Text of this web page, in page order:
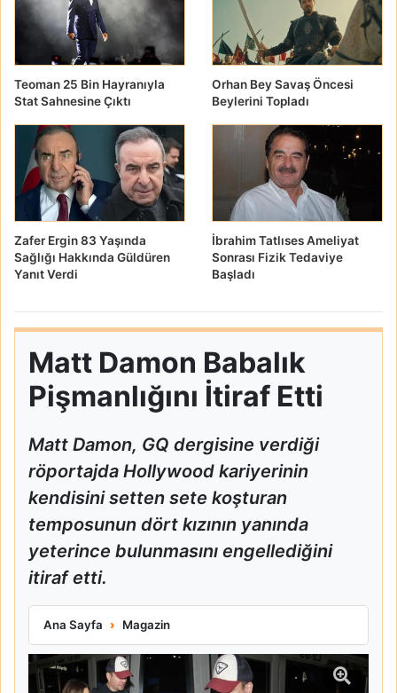
Teoman 25 Bin Hayranıyla
Stat Sahnesine Çıktı
Orhan Bey Savaş Öncesi
Beylerini Topladı
Zafer Ergin 83 Yaşında
Sağlığı Hakkında Güldüren
Yanıt Verdi
İbrahim Tatlıses Ameliyat
Sonrası Fizik Tedaviye
Başladı
Matt Damon Babalık
Pişmanlığını İtiraf Etti
Matt Damon, GQ dergisine verdiği
röportajda Hollywood kariyerinin
kendisini setten sete koşturan
temposunun dört kızının yanında
yeterince bulunmasını engellediğini
itiraf etti.
Ana Sayfa Magazin
Matt Damon Babalık Pişmanlığını İtiraf Etti